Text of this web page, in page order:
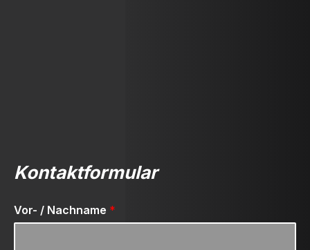
Kontaktformular
Vor- / Nachname *